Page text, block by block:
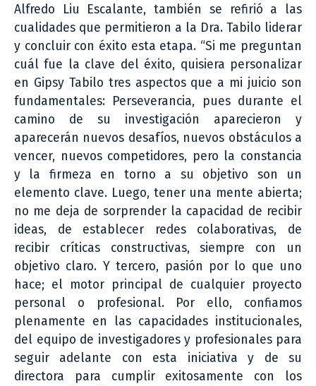
Alfredo Liu Escalante, también se refirió a las
cualidades que permitieron a la Dra. Tabilo liderar
y concluir con éxito esta etapa. “Si me preguntan
cuál fue la clave del éxito, quisiera personalizar
en Gipsy Tabilo tres aspectos que a mi juicio son
fundamentales: Perseverancia, pues durante el
camino de su investigación aparecieron y
aparecerán nuevos desafíos, nuevos obstáculos a
vencer, nuevos competidores, pero la constancia
y la firmeza en torno a su objetivo son un
elemento clave. Luego, tener una mente abierta;
no me deja de sorprender la capacidad de recibir
ideas, de establecer redes colaborativas, de
recibir críticas constructivas, siempre con un
objetivo claro. Y tercero, pasión por lo que uno
hace; el motor principal de cualquier proyecto
personal o profesional. Por ello, confiamos
plenamente en las capacidades institucionales,
del equipo de investigadores y profesionales para
seguir adelante con esta iniciativa y de su
directora para cumplir exitosamente con los